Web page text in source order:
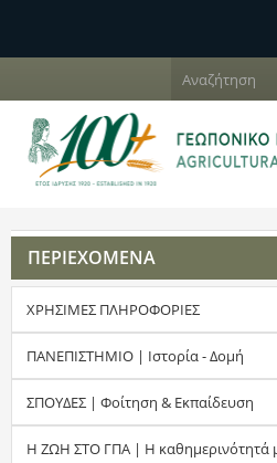
Φ
ό
μ
α
α
ν
α
ζ
ΠΕΡΙΕΧΟΜΕΝΑ
ΧΡΗΣΙΜΕΣ ΠΛΗΡΟΦΟΡΙΕΣ
ΠΑΝΕΠΙΣΤΗΜΙΟ | Ιστορία - Δομή
ΣΠΟΥΔΕΣ | Φοίτηση & Εκπαίδευση
Η ΖΩΗ ΣΤΟ ΓΠΑ | Η καθημερινότητά